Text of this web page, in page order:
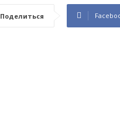
Поделиться